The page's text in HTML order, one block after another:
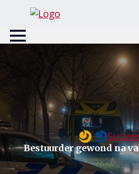
Bestuurder gewond na